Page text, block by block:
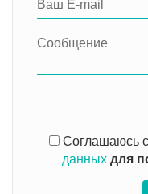
Соглашаюсь
данных для